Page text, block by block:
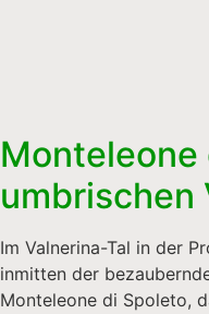
Monteleone
umbrischen
Im Valnerina-Tal in der
inmitten der
Monteleone di Spoleto,